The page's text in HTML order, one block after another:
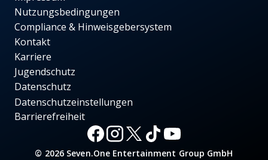
Nutzungsbedingungen
Compliance & Hinweisgebersystem
Kontakt
Karriere
Jugendschutz
Datenschutz
Datenschutzeinstellungen
Barrierefreiheit
© 2026 Seven.One Entertainment Group GmbH